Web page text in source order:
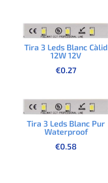
Tira 3 Leds Blanc Càlid
12W 12V
€0.27
Tira 3 Leds Blanc Pur
Waterproof
€0.58